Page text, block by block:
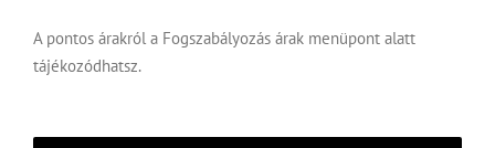
A pontos árakról a Fogszabályozás árak menüpont alatt
tájékozódhatsz.